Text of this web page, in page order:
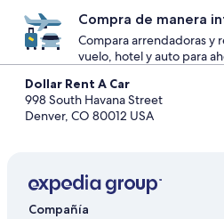
Compra de manera
Compara arrendadoras y
vuelo, hotel y auto para
Dollar Rent A Car
998 South Havana Street
Denver, CO 80012 USA
Compañía